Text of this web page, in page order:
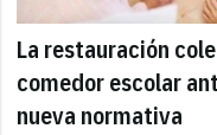
La restauración
comedor escolar
nueva normativa